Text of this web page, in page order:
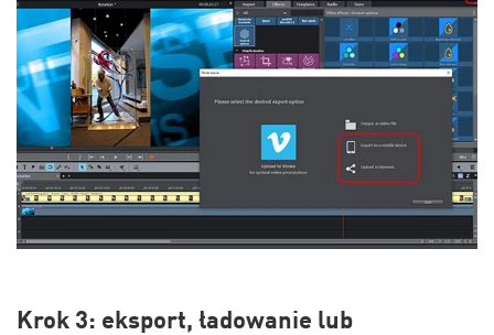
Krok 3: eksport, ładowanie lub